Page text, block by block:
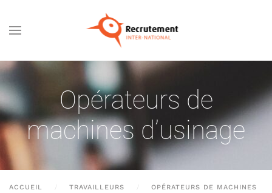
Passer au contenu principal
Opérateurs de
machines d’usinage
ACCUEIL TRAVAILLEURS
OPÉRATEURS DE MACHINES